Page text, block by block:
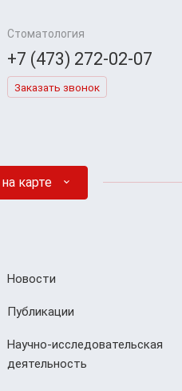
Стоматология
+7 (473) 272-02-07
Заказать звонок
карте
Новости
Публикации
Научно-исследовательская
деятельность